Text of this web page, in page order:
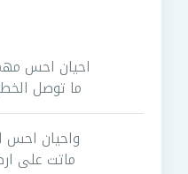
احيان احس
ما توصل
واحيان احس
ماتت على